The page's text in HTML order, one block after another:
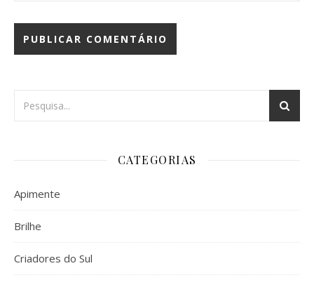
CATEGORIAS
Apimente
Brilhe
Criadores do Sul